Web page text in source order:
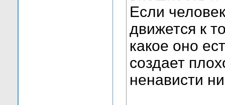
Если
движется к
какое оно
создает
ненависти